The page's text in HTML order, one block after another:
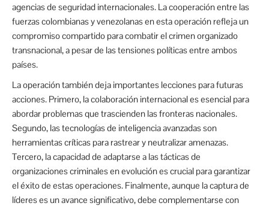
agencias de seguridad internacionales. La cooperación entre las
fuerzas colombianas y venezolanas en esta operación refleja un
compromiso compartido para combatir el crimen organizado
transnacional, a pesar de las tensiones políticas entre ambos
países.
La operación también deja importantes lecciones para futuras
acciones. Primero, la colaboración internacional es esencial para
abordar problemas que trascienden las fronteras nacionales.
Segundo, las tecnologías de inteligencia avanzadas son
herramientas críticas para rastrear y neutralizar amenazas.
Tercero, la capacidad de adaptarse a las tácticas de
organizaciones criminales en evolución es crucial para garantizar
el éxito de estas operaciones. Finalmente, aunque la captura de
líderes es un avance significativo, debe complementarse con